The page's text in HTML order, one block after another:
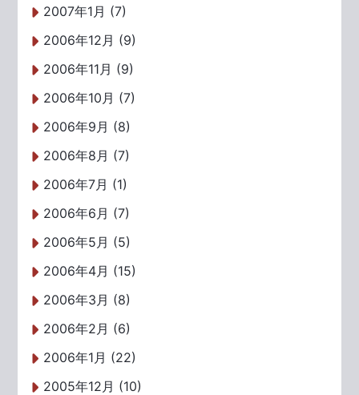
2007年1月 (7)
2006年12月 (9)
2006年11月 (9)
2006年10月 (7)
2006年9月 (8)
2006年8月 (7)
2006年7月 (1)
2006年6月 (7)
2006年5月 (5)
2006年4月 (15)
2006年3月 (8)
2006年2月 (6)
2006年1月 (22)
2005年12月 (10)